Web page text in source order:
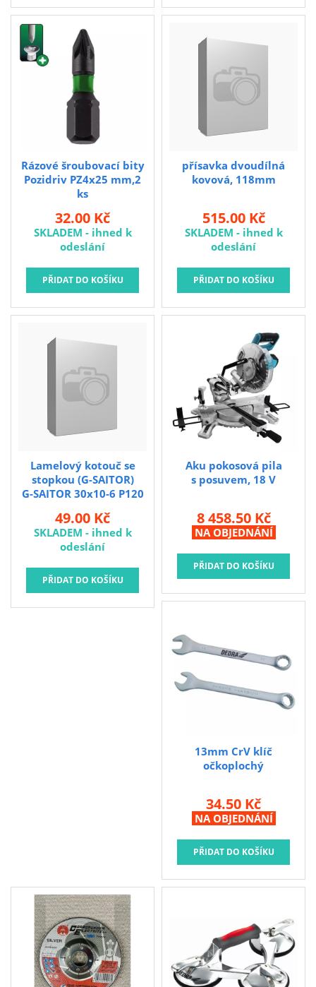
Rázové šroubovací bity
Pozidriv PZ4x25 mm,2
ks
32.00 Kč
SKLADEM - ihned k
odeslání
přísavka dvoudílná
kovová, 118mm
515.00 Kč
SKLADEM - ihned k
odeslání
G-SAITOR 30x10-6 P120
Lamelový kotouč se
stopkou (G-SAITOR)
49.00 Kč
SKLADEM - ihned k
odeslání
Aku pokosová pila
s posuvem, 18 V
8 458.50 Kč
NA OBJEDNÁNÍ
13mm CrV klíč
očkoplochý
34.50 Kč
NA OBJEDNÁNÍ